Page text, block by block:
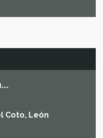
Coto, León